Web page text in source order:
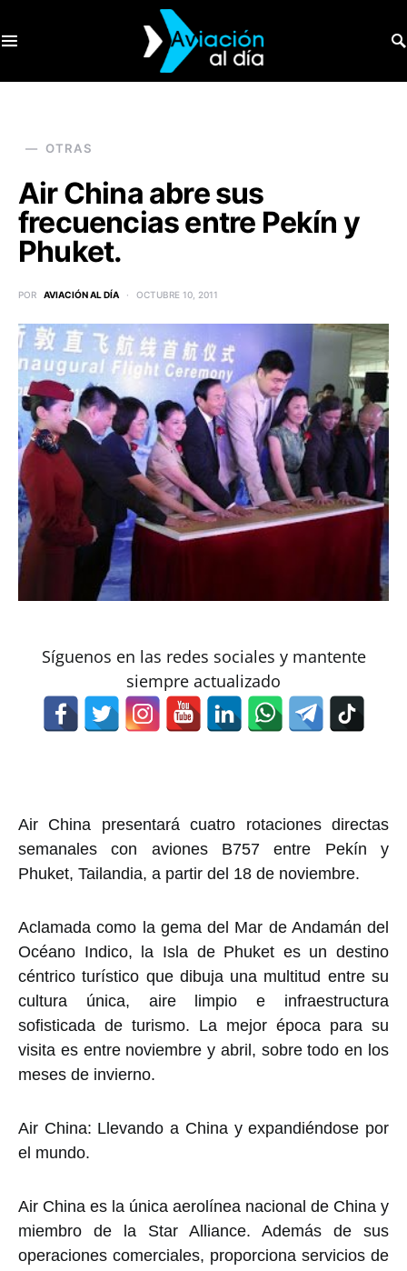
OTRAS
Air China abre sus
frecuencias entre Pekín y
Phuket.
POR AVIACIÓN AL DÍA OCTUBRE 10, 2011
Síguenos en las redes sociales y mantente
siempre actualizado
Air China presentará cuatro rotaciones directas
semanales con aviones B757 entre Pekín y
Phuket, Tailandia, a partir del 18 de noviembre.
Aclamada como la gema del Mar de Andamán del
Océano Indico, la Isla de Phuket es un destino
céntrico turístico que dibuja una multitud entre su
cultura única, aire limpio e infraestructura
sofisticada de turismo. La mejor época para su
visita es entre noviembre y abril, sobre todo en los
meses de invierno.
Air China: Llevando a China y expandiéndose por
el mundo.
Air China es la única aerolínea nacional de China y
miembro de la Star Alliance. Además de sus
operaciones comerciales, proporciona servicios de